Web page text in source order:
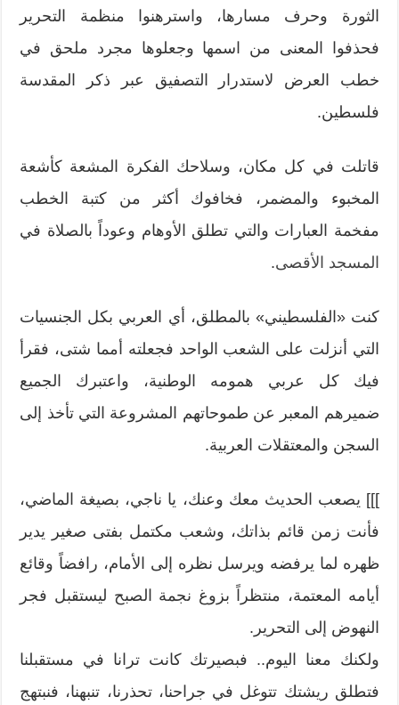
الثورة وحرف مسارها، واسترهنوا منظمة التحرير
فحذفوا المعنى من اسمها وجعلوها مجرد ملحق في
خطب العرض لاستدرار التصفيق عبر ذكر المقدسة
فلسطين.
قاتلت في كل مكان، وسلاحك الفكرة المشعة كأشعة
المخبوء والمضمر، فخافوك أكثر من كتبة الخطب
مفخمة العبارات والتي تطلق الأوهام وعوداً بالصلاة في
المسجد الأقصى.
كنت «الفلسطيني» بالمطلق، أي العربي بكل الجنسيات
التي أنزلت على الشعب الواحد فجعلته أمما شتى، فقرأ
فيك كل عربي همومه الوطنية، واعتبرك الجميع
ضميرهم المعبر عن طموحاتهم المشروعة التي تأخذ إلى
السجن والمعتقلات العربية.
]]] يصعب الحديث معك وعنك، يا ناجي، بصيغة الماضي،
فأنت زمن قائم بذاتك، وشعب مكتمل بفتى صغير يدير
ظهره لما يرفضه ويرسل نظره إلى الأمام، رافضاً وقائع
أيامه المعتمة، منتظراً بزوغ نجمة الصبح ليستقبل فجر
النهوض إلى التحرير.
ولكنك معنا اليوم.. فبصيرتك كانت ترانا في مستقبلنا
فتطلق ريشتك تتوغل في جراحنا، تحذرنا، تنبهنا، فنبتهج